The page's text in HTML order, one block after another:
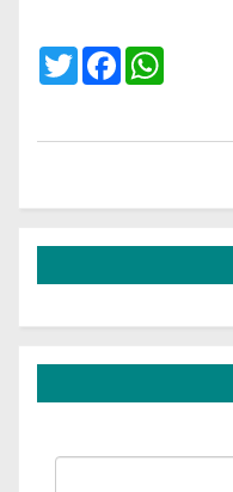
Twitter
FacebookWhatsApp